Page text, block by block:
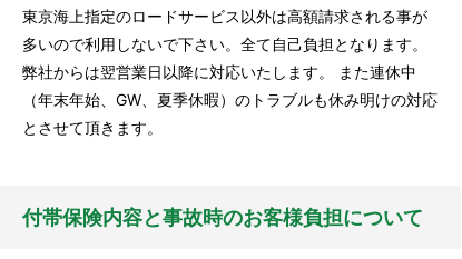
東京海上指定のロードサービス以外は高額請求される事が
多いので利用しないで下さい。 全て自己負担となります。
弊社からは翌営業日以降に対応いたします。 また連休中
（年末年始、GW、夏季休暇）のトラブルも休み明けの対応
とさせて頂きます。
付帯保険内容と事故時のお客様負担について